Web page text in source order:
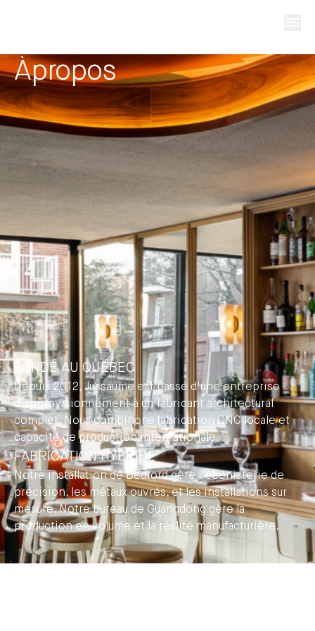
en
Àpropos
FONDÉ AU QUÉBEC
Depuis 2012, Jussaume est passé d'une entreprise
d'approvisionnement à un fabricant architectural
complet. Nous combinons fabrication CNC locale et
capacité de production internationale.
FABRICATION HYBRIDE
Notre installation de Bedford gère l’ébénisterie de
précision, les métaux ouvrés, et les installations sur
mesure. Notre bureau de Guangdong gère la
production en volume et la réalité manufacturière.